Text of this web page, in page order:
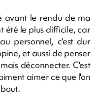
avant le rendu de ma
été le plus difficile, car
personnel, c'est dur
et aussi de penser
déconnecter. C'est
aimer ce que l'on